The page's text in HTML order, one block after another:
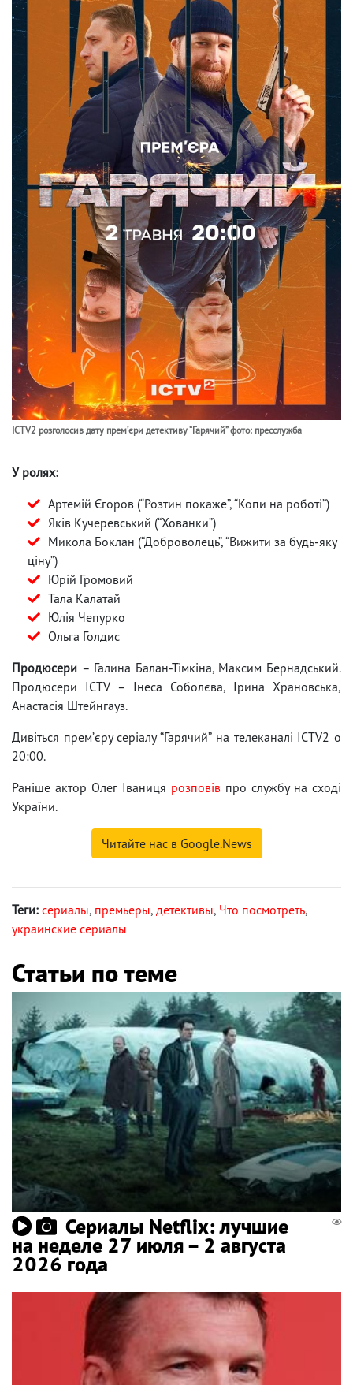
ICTV2 розголосив дату премʼєри детективу “Гарячий” фото: пресслужба
У ролях:
Артемій Єгоров (“Розтин покаже”, “Копи на роботі”)
Яків Кучеревський (“Хованки”)
Микола Боклан (“Доброволець”, “Вижити за будь-яку
ціну”)
Юрій Громовий
Тала Калатай
Юлія Чепурко
Ольга Голдис
Продюсери – Галина Балан-Тімкіна, Максим Бернадський.
Продюсери ICTV – Інеса Соболєва, Ірина Храновська,
Анастасія Штейнгауз.
Дивіться премʼєру серіалу “Гарячий” на телеканалі ICTV2 о
20:00.
Раніше актор Олег Іваниця розповів про службу на сході
України.
Читайте нас в Google.News
Теги: сериалы, премьеры, детективы, Что посмотреть,
украинские сериалы
Статьи по теме
Сериалы Netflix: лучшие
на неделе 27 июля – 2 августа
2026 года